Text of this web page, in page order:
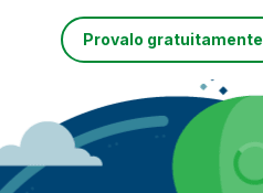
Provalo gratuitamente